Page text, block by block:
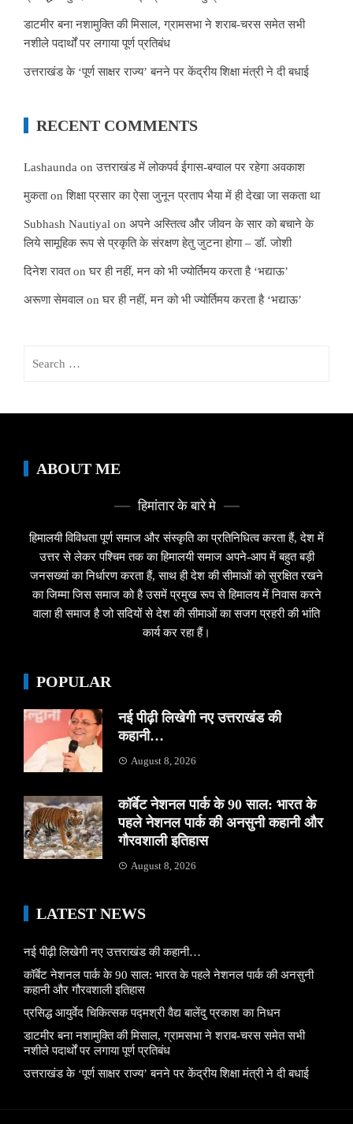
डाटमीर बना नशामुक्ति की मिसाल, ग्रामसभा ने शराब-चरस समेत सभी
नशीले पदार्थों पर लगाया पूर्ण प्रतिबंध
उत्तराखंड के ‘पूर्ण साक्षर राज्य’ बनने पर केंद्रीय शिक्षा मंत्री ने दी बधाई
RECENT COMMENTS
Lashaunda onउत्तराखंड में लोकपर्व ईगास-बग्वाल पर रहेगा अवकाश
मुकताonशिक्षा प्रसार का ऐसा जुनून प्रताप भैया में ही देखा जा सकता था
Subhash Nautiyal on अपने अस्तित्व और जीवन के सार को बचाने के
लिये सामूहिक रूप से प्रकृति के संरक्षण हेतु जुटना होगा – डॉ. जोशी
दिनेश रावतonघर ही नहीं, मन को भी ज्योर्तिमय करता है ‘भद्याऊ’
अरूणा सेमवाल onघर ही नहीं, मन को भी ज्योर्तिमय करता है ‘भद्याऊ’
ABOUT ME
हिमांतार के बारे मे
हिमालयी विविधता पूर्ण समाज और संस्कृति का प्रतिनिधित्व करता हैं, देश में
उत्तर से लेकर पश्चिम तक का हिमालयी समाज अपने-आप में बहुत बड़ी
जनसख्यां का निर्धारण करता हैं, साथ ही देश की सीमाओं को सुरक्षित रखने
का जिम्मा जिस समाज को है उसमें प्रमुख रूप से हिमालय में निवास करने
वाला ही समाज है जो सदियों से देश की सीमाओं का सजग प्रहरी की भांति
कार्य कर रहा हैं।
POPULAR
नई पीढ़ी लिखेगी नए उत्तराखंड की
कहानी…
August 8, 2026
कॉर्बेट नेशनल पार्क के 90 साल: भारत के
पहले नेशनल पार्क की अनसुनी कहानी और
गौरवशाली इतिहास
August 8, 2026
LATEST NEWS
नई पीढ़ी लिखेगी नए उत्तराखंड की कहानी…
कॉर्बेट नेशनल पार्क के 90 साल: भारत के पहले नेशनल पार्क की अनसुनी
कहानी और गौरवशाली इतिहास
प्रसिद्ध आयुर्वेद चिकित्सक पद्मश्री वैद्य बालेंदु प्रकाश का निधन
डाटमीर बना नशामुक्ति की मिसाल, ग्रामसभा ने शराब-चरस समेत सभी
नशीले पदार्थों पर लगाया पूर्ण प्रतिबंध
उत्तराखंड के ‘पूर्ण साक्षर राज्य’ बनने पर केंद्रीय शिक्षा मंत्री ने दी बधाई